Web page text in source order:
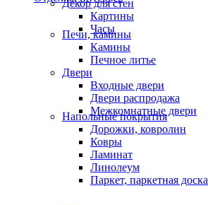
Декор для стен
Картины
Часы
Печи, камины
Камины
Печное литье
Двери
Входные двери
Двери распродажа
Межкомнатные двери
Напольные покрытия
Дорожки, ковролин
Ковры
Ламинат
Линолеум
Паркет, паркетная доска